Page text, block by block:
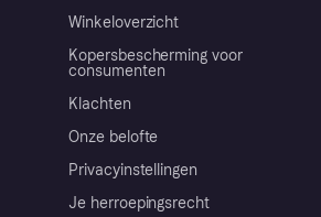
Winkeloverzicht
Kopersbescherming voor
consumenten
Klachten
Onze belofte
Privacyinstellingen
Je herroepingsrecht